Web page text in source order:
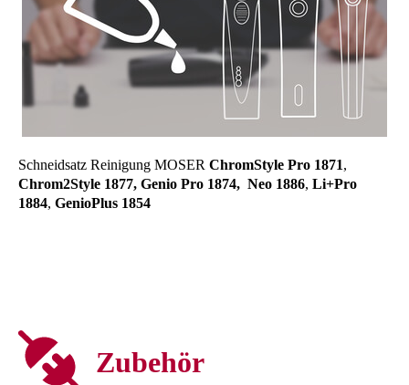
Schneidsatz Reinigung MOSER ChromStyle Pro 1871,
Chrom2Style 1877, Genio Pro 1874, Neo 1886, Li+Pro
1884, GenioPlus 1854
Zubehör